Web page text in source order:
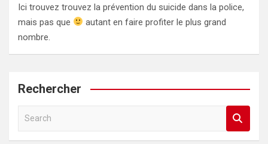
Ici trouvez trouvez la prévention du suicide dans la police,
mais pas que
autant en faire profiter le plus grand
nombre.
Rechercher